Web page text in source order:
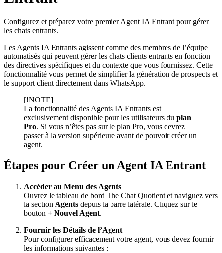
Configurez et préparez votre premier Agent IA Entrant pour gérer
les chats entrants.
Les Agents IA Entrants agissent comme des membres de l’équipe
automatisés qui peuvent gérer les chats clients entrants en fonction
des directives spécifiques et du contexte que vous fournissez. Cette
fonctionnalité vous permet de simplifier la génération de prospects et
le support client directement dans WhatsApp.
[!NOTE]
La fonctionnalité des Agents IA Entrants est
exclusivement disponible pour les utilisateurs du plan
Pro. Si vous n’êtes pas sur le plan Pro, vous devrez
passer à la version supérieure avant de pouvoir créer un
agent.
Étapes pour Créer un Agent IA Entrant
Accéder au Menu des Agents
Ouvrez le tableau de bord The Chat Quotient et naviguez vers
la section Agents depuis la barre latérale. Cliquez sur le
bouton + Nouvel Agent.
Fournir les Détails de l’Agent
Pour configurer efficacement votre agent, vous devez fournir
les informations suivantes :